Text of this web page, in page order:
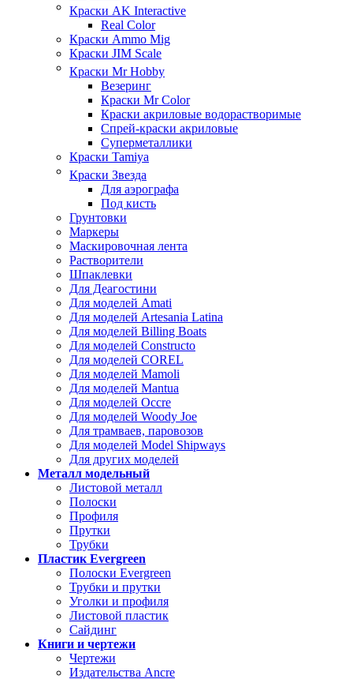
Краски AK Interactive
Real Color
Краски Ammo Mig
Краски JIM Scale
Краски Mr Hobby
Везеринг
Краски Mr Color
Краски акриловые водорастворимые
Спрей-краски акриловые
Суперметаллики
Краски Tamiya
Краски Звезда
Для аэрографа
Под кисть
Грунтовки
Маркеры
Маскировочная лента
Растворители
Шпаклевки
Для Деагостини
Для моделей Amati
Для моделей Artesania Latina
Для моделей Billing Boats
Для моделей Constructo
Для моделей COREL
Для моделей Mamoli
Для моделей Mantua
Для моделей Occre
Для моделей Woody Joe
Для трамваев, паровозов
Для моделей Model Shipways
Для других моделей
Металл модельный
Листовой металл
Полоски
Профиля
Прутки
Трубки
Пластик Evergreen
Полоски Evergreen
Трубки и прутки
Уголки и профиля
Листовой пластик
Сайдинг
Книги и чертежи
Чертежи
Издательства Ancre